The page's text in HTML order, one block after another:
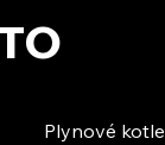
Plynové kotle